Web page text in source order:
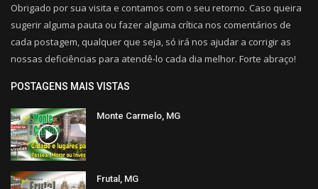
Obrigado por sua visita e contamos com o seu retorno. Caso queira
sugerir alguma pauta ou fazer alguma crítica nos comentários de
cada postagem, qualquer que seja, só irá nos ajudar a corrigir as
nossas deficiências para atendê-lo cada dia melhor. Forte abraço!
POSTAGENS MAIS VISTAS
Monte Carmelo, MG
Frutal, MG